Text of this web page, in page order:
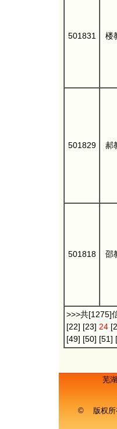
501831 楼
501829 郝
501818 邵
>>>共[1275]
[22] [23] 24
[49] [50] [51]
芜
© 版权所